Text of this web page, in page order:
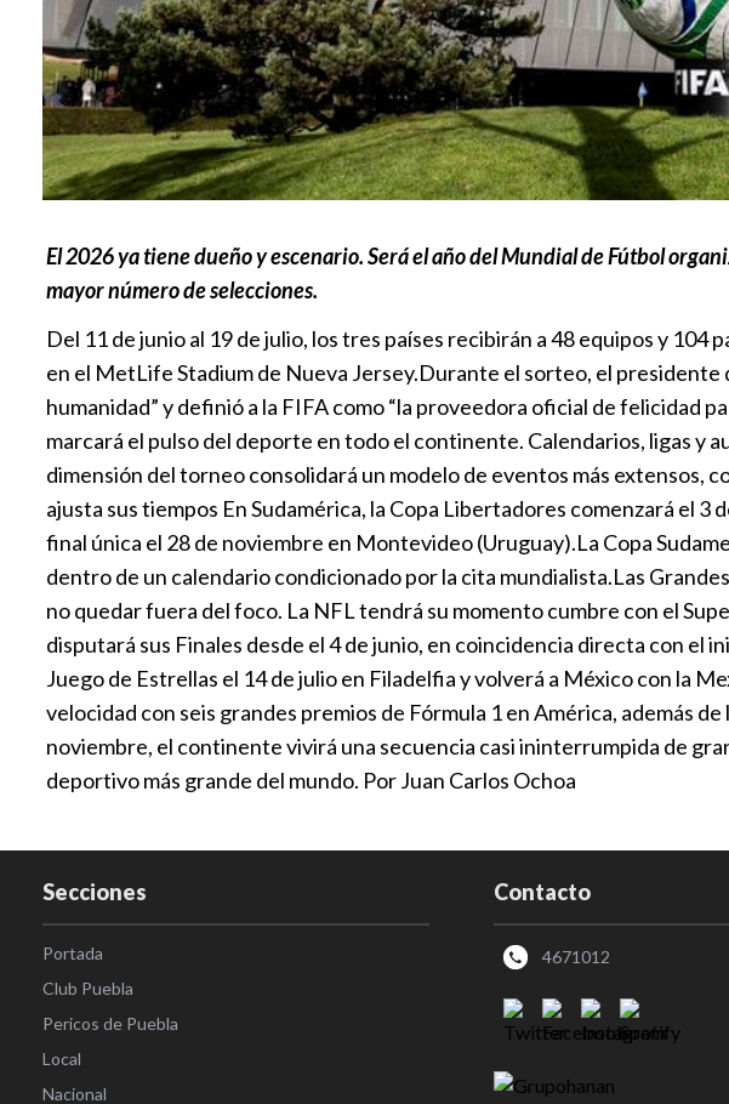
El 2026 ya tiene dueño y escenario. Será el año del Mundial de Fútbol
mayor número de selecciones.
Del 11 de junio al 19 de julio, los tres países recibirán a 48 equipos y
en el MetLife Stadium de Nueva Jersey.Durante el sorteo, el
humanidad” y definió a la FIFA como “la proveedora oficial de felicidad
marcará el pulso del deporte en todo el continente. Calendarios, ligas y
dimensión del torneo consolidará un modelo de eventos más extensos,
ajusta sus tiempos En Sudamérica, la Copa Libertadores comenzará el
final única el 28 de noviembre en Montevideo (Uruguay).La Copa
dentro de un calendario condicionado por la cita mundialista.Las
no quedar fuera del foco. La NFL tendrá su momento cumbre con el
disputará sus Finales desde el 4 de junio, en coincidencia directa con el
Juego de Estrellas el 14 de julio en Filadelfia y volverá a México con la
velocidad con seis grandes premios de Fórmula 1 en América, además
noviembre, el continente vivirá una secuencia casi ininterrumpida de
deportivo más grande del mundo. Por Juan Carlos Ochoa
Secciones
Portada
Club Puebla
Pericos de Puebla
Local
Nacional
Contacto
4671012